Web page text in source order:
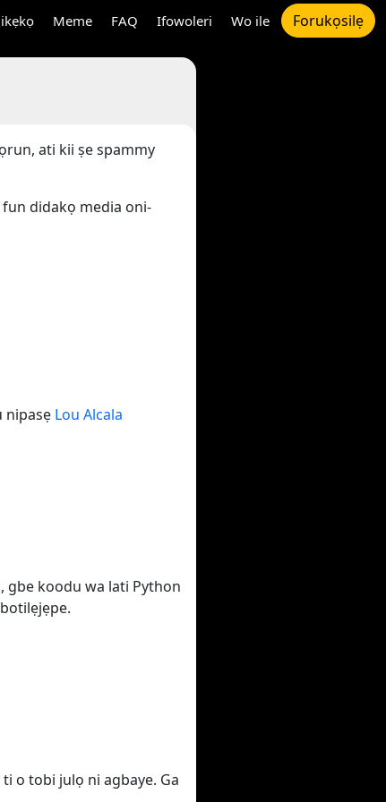
Meme FAQ Ifowoleri Wo ile Forukọsilẹ
ati kii ṣe spammy
didakọ media oni-
nipasẹ Lou Alcala
gbe koodu wa lati Python
o tobi julọ ni agbaye. Ga